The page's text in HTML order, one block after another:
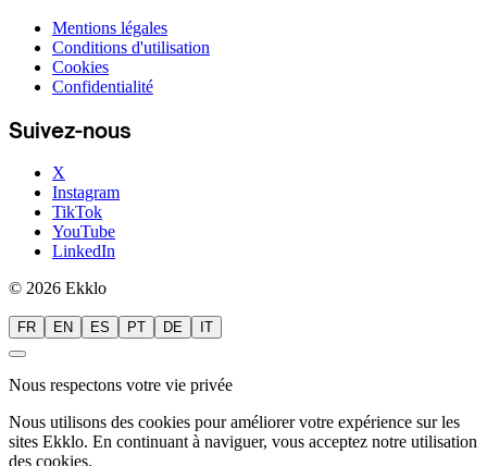
Mentions légales
Conditions d'utilisation
Cookies
Confidentialité
Suivez-nous
X
Instagram
TikTok
YouTube
LinkedIn
© 2026 Ekklo
FR EN ES PT DE IT
Nous respectons votre vie privée
Nous utilisons des cookies pour améliorer votre expérience sur les
sites Ekklo. En continuant à naviguer, vous acceptez notre utilisation
des cookies.